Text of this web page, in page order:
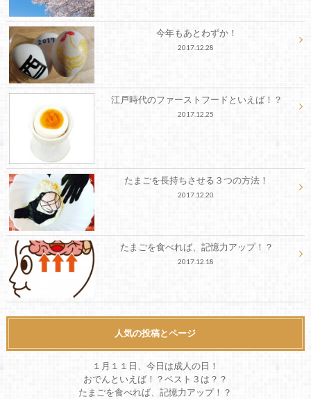
今年もあとわずか！
2017.12.28
江戸時代のファーストフードといえば！？
2017.12.25
たまごを長持ちさせる３つの方法！
2017.12.20
たまごを食べれば、記憶力アップ！？
2017.12.18
人気の投稿とページ
１月１１日、今日は成人の日！
おでんといえば！？ベスト３は？？
たまごを食べれば、記憶力アップ！？